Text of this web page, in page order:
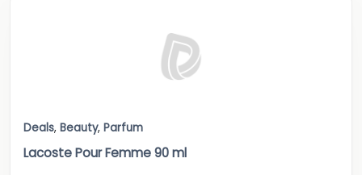
Deals, Beauty, Parfum
Lacoste Pour Femme 90 ml